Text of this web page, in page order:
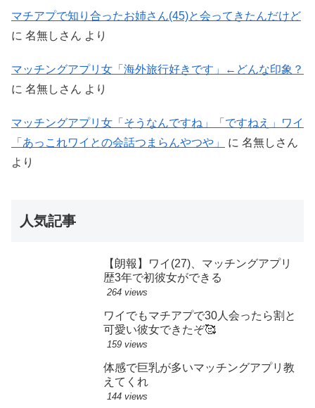
マチアプで知り合ったお姉さん(45)と会ってきたんだけど
に 名無しさん より
マッチングアプリ女「海外旅行好きです」←どんな印象？
に 名無しさん より
マッチングアプリ女「そうなんですね」「ですねえ」ワイ
「あっこれワイとの会話つまらんやつや」
に 名無しさん
より
人気記事
【朗報】ワイ(27)、マッチングアプリ
歴3年で初彼女ができる
264 views
ワイでもマチアプで30人会ったら割と
可愛い彼女できたぞ🥰
159 views
体感で巨乳が多いマッチングアプリ教
えてくれ
144 views